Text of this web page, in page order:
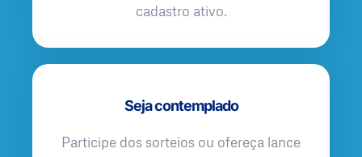
cadastro ativo.
Seja contemplado
Participe dos sorteios ou ofereça lance